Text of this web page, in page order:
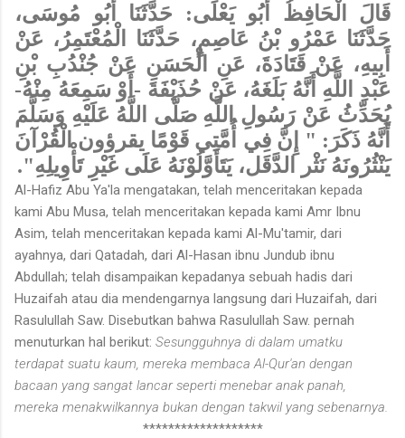
قَالَ الْحَافِظُ أَبُو يَعْلَى: حَدَّثَنَا أَبُو مُوسَى،
حَدَّثَنَا عَمْرُو بْنُ عَاصِمٍ، حَدَّثَنَا الْمُعْتَمِرُ، عَنْ
أَبِيهِ، عَنْ قَتَادَةَ، عَنِ الْحَسَنِ عَنْ جُنْدُبِ بْنِ
عَبْدِ اللَّهِ أَنَّهُ بَلَغَهُ، عَنْ حُذَيْفَةَ -أَوْ سَمِعَهُ مِنْهُ-
يُحَدِّثُ عَنْ رَسُولِ اللَّهِ صَلَّى اللَّهُ عَلَيْهِ وَسَلَّمَ
أَنَّهُ ذَكَرَ: " إِنَّ فِي أُمَّتِي قَوْمًا يقرؤون الْقُرْآنَ
يَنْثُرُونَهُ نَثْر الدَّقَل، يَتَأوَّلُوْنَهُ عَلَى غَيْرِ تَأْوِيلِهِ".
Al-Hafiz Abu Ya'la mengatakan, telah menceritakan kepada
kami Abu Musa, telah menceritakan kepada kami Amr Ibnu
Asim, telah menceritakan kepada kami Al-Mu'tamir, dari
ayahnya, dari Qatadah, dari Al-Hasan ibnu Jundub ibnu
Abdullah; telah disampaikan kepadanya sebuah hadis dari
Huzaifah atau dia mendengarnya langsung dari Huzaifah, dari
Rasulullah Saw. Disebutkan bahwa Rasulullah Saw. pernah
menuturkan hal berikut: Sesungguhnya di dalam umatku
terdapat suatu kaum, mereka membaca Al-Qur'an dengan
bacaan yang sangat lancar seperti menebar anak panah,
mereka menakwilkannya bukan dengan takwil yang sebenarnya.
*******************